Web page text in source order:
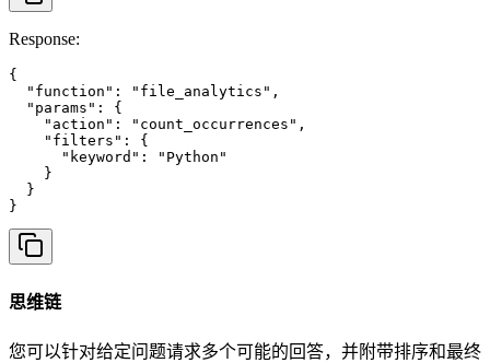
Response:
{
  "function": "file_analytics",
  "params": {
    "action": "count_occurrences",
    "filters": {
      "keyword": "Python"
    }
  }
}
思维链
您可以针对给定问题请求多个可能的回答，并附带排序和最终